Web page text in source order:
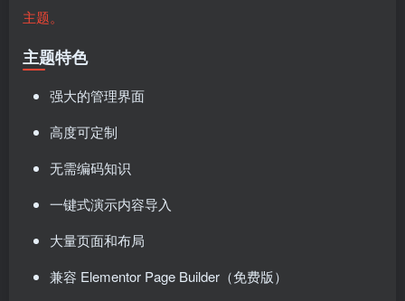
主题。
主题特色
强大的管理界面
高度可定制
无需编码知识
一键式演示内容导入
大量页面和布局
兼容 Elementor Page Builder（免费版）